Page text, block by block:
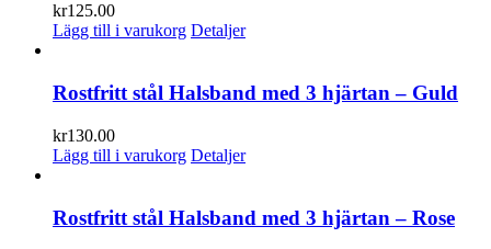
kr125.00
Lägg till i varukorg Detaljer
Rostfritt stål Halsband med 3 hjärtan – Guld
kr130.00
Lägg till i varukorg Detaljer
Rostfritt stål Halsband med 3 hjärtan – Rose